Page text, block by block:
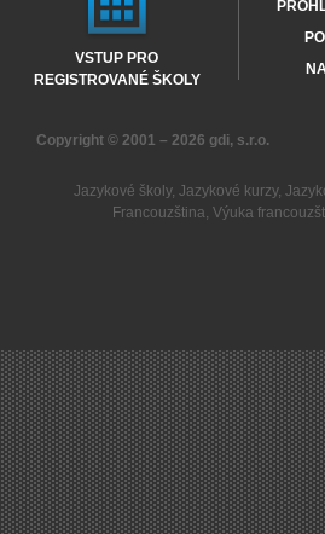
VSTUP PRO
REGISTROVANÉ ŠKOLY
Copyright © 2001 – 2026 gdi, s.r.o.
Jazykové školy, Jazykové kurzy,
Francouzština,Výuka